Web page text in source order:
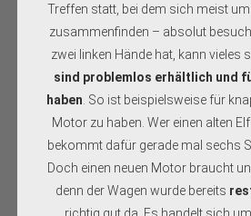
Treffen statt, bei dem sich meist
zusammenfinden – absolut
zwei linken Hände hat, kann vieles
sind problemlos erhältlich und
haben . So ist beispielsweise für
Motor zu haben. Wer einen alten
bekommt dafür gerade mal sechs
Doch einen neuen Motor braucht
denn der Wagen wurde bereits
richtig gut da. Es handelt sich